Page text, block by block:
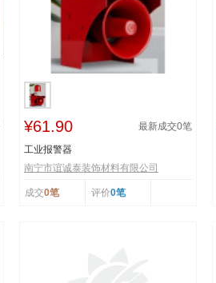
¥61.90 最新成交0笔
工业报警器
南宁市谊诚泰装饰材料有限公司
成交0笔 评价0笔